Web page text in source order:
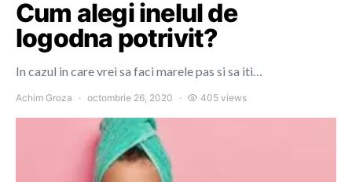
Cum alegi inelul de
logodna potrivit?
In cazul in care vrei sa faci marele pas si sa iti…
Achim Groza octombrie 26, 2020 405 views